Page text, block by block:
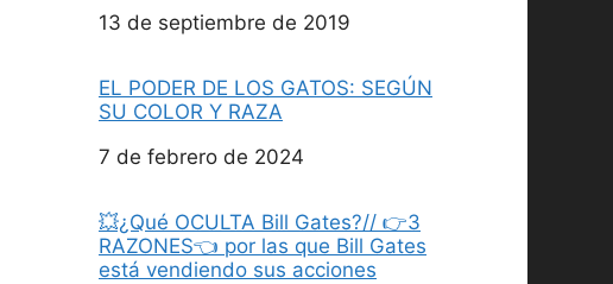
Fecha
13 de septiembre de 2019
EL PODER DE LOS GATOS: SEGÚN
SU COLOR Y RAZA
Fecha
7 de febrero de 2024
💥¿Qué OCULTA Bill Gates?// 👉3
RAZONES👈 por las que Bill Gates
está vendiendo sus acciones